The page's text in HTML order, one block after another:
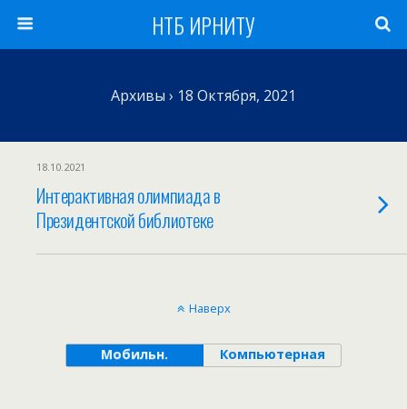
НТБ ИРНИТУ
Архивы › 18 Октября, 2021
18.10.2021
Интерактивная олимпиада в
Президентской библиотеке
Наверх
Мобильн. Компьютерная